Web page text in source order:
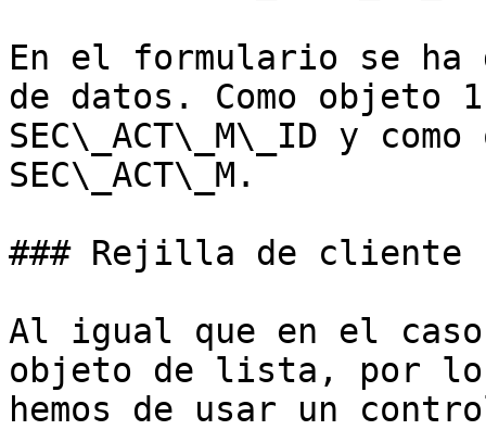
En el formulario se
de datos. Como objeto
SEC\_ACT\_M\_ID y
SEC\_ACT\_M.
### Rejilla de cliente
Al igual que en el
objeto de lista, por
hemos de usar un